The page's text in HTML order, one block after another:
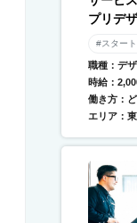
プリデ
Webデ
#スター
職種：デ
時給：
働き方：
エリア：